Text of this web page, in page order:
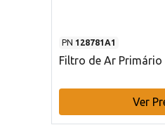
PN 128781A1
Filtro de Ar Primário
Ver